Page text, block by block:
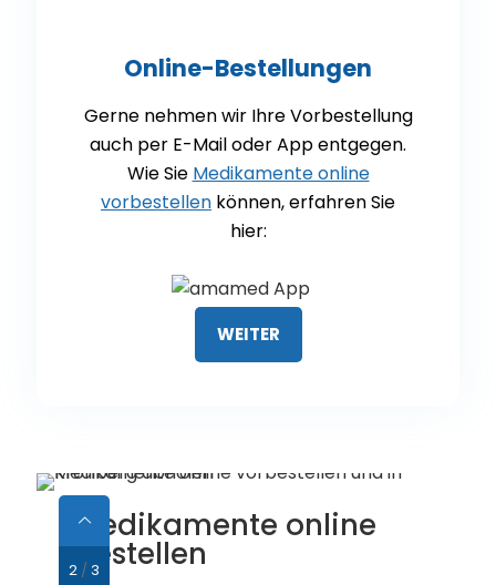
Online-Bestellungen
Gerne nehmen wir Ihre Vorbestellung
auch per E-Mail oder App entgegen.
Wie Sie Medikamente online
vorbestellen können, erfahren Sie
hier:
WEITER
Mit PAYBACK in der
2 /3